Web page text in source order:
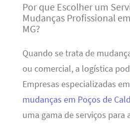
Por que Escolher um
Mudanças Profissional
MG?
Quando se trata de
ou comercial, a logística
Empresas especializadas em
mudanças em Poços de
uma gama de serviços para